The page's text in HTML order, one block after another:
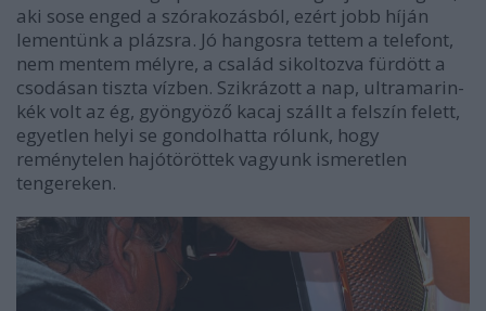
aki sose enged a szórakozásból, ezért jobb híján
lementünk a plázsra. Jó hangosra tettem a telefont,
nem mentem mélyre, a család sikoltozva fürdött a
csodásan tiszta vízben. Szikrázott a nap, ultramarin-
kék volt az ég, gyöngyöző kacaj szállt a felszín felett,
egyetlen helyi se gondolhatta rólunk, hogy
reménytelen hajótöröttek vagyunk ismeretlen
tengereken.